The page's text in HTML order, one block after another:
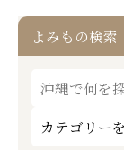
よみもの検索